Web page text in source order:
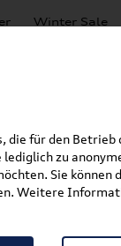
Winter Sale
die für den Betrieb
zu
Sie können
Weitere